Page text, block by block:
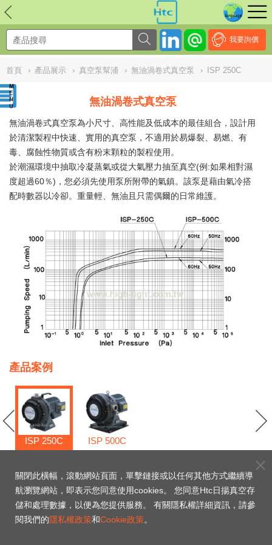
我要詢價
首頁 › 產品展示 › 真空泵幫浦 › 無油渦卷式真空泵 › ISP 250C
無油渦卷式真空泵
無油渦卷式真空泵為小尺寸、高性能及低成本的最佳組合，設計用
於清潔製程中快速、實用的真空泵，不適用於易爆裂、易燃、有
毒、腐蝕性物質或含有粉末顆粒的製程使用。
於潮濕環境中抽取冷凝蒸氣或從大氣壓力抽至真空(例:如果相對濕
度超過60％)，您必須先使用泵所附帶的氣鎮。該泵是藉由氣冷搭
配時數器以冷卻。重量輕、無油且只需偶爾的日常維護。
產品案例
ISP 250C ISP 500C
ISP 250C
NULL
關閉此橫幅，滾動網站頁面，單擊鏈接或以任何其他方式繼續導
航瀏覽網站，即表示您同意使用cookies。 您同意Htc日揚真空存
儲和處理數據，以便為您提供服務。 有關隱私權詳細資訊，請參
閱我們的隱私權政策和Cookie政策。